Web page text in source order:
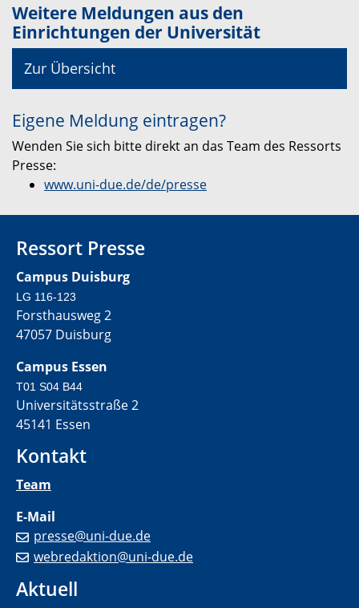
Weitere Meldungen aus den
Einrichtungen der Universität
Zur Übersicht
Eigene Meldung eintragen?
Wenden Sie sich bitte direkt an das Team des Ressorts
Presse:
www.uni-due.de/de/presse
Ressort Presse
Campus Duisburg
LG 116-123
Forsthausweg 2
47057 Duisburg
Campus Essen
T01 S04 B44
Universitätsstraße 2
45141 Essen
Kontakt
Team
E-Mail
presse@uni-due.de
webredaktion@uni-due.de
Aktuell